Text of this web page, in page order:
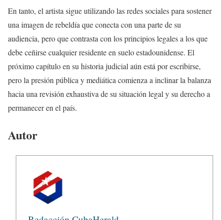
En tanto, el artista sigue utilizando las redes sociales para sostener
una imagen de rebeldía que conecta con una parte de su
audiencia, pero que contrasta con los principios legales a los que
debe ceñirse cualquier residente en suelo estadounidense. El
próximo capítulo en su historia judicial aún está por escribirse,
pero la presión pública y mediática comienza a inclinar la balanza
hacia una revisión exhaustiva de su situación legal y su derecho a
permanecer en el país.
Autor